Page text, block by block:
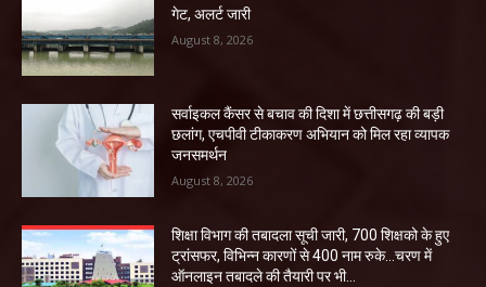
गेट, अलर्ट जारी
August 8, 2026
सर्वाइकल कैंसर से बचाव की दिशा में छत्तीसगढ़ की बड़ी
छलांग, एचपीवी टीकाकरण अभियान को मिल रहा व्यापक
जनसमर्थन
August 8, 2026
शिक्षा विभाग की तबादला सूची जारी, 700 शिक्षको के हुए
ट्रांसफर, विभिन्न कारणों से 400 नाम रुके…चरण में
ऑनलाइन तबादले की तैयारी पर भी...